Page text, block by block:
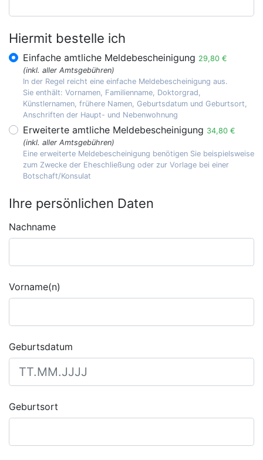
Hiermit bestelle ich
Einfache amtliche Meldebescheinigung 29,80 €
(inkl. aller Amtsgebühren)
In der Regel reicht eine einfache Meldebescheinigung aus.
Sie enthält: Vornamen, Familienname, Doktorgrad,
Künstlernamen, frühere Namen, Geburtsdatum und Geburtsort,
Anschriften der Haupt- und Nebenwohnung
Erweiterte amtliche Meldebescheinigung 34,80 €
(inkl. aller Amtsgebühren)
Eine erweiterte Meldebescheinigung benötigen Sie beispielsweise
zum Zwecke der Eheschließung oder zur Vorlage bei einer
Botschaft/Konsulat
Ihre persönlichen Daten
Nachname
Vorname(n)
Geburtsdatum
Geburtsort